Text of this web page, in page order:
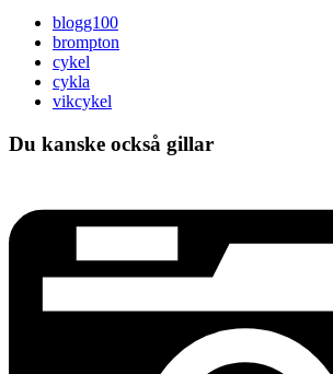
blogg100
brompton
cykel
cykla
vikcykel
Du kanske också gillar